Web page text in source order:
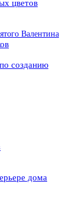
цветов
Валентина
созданию
дома